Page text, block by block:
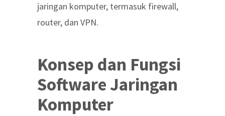
jaringan komputer, termasuk firewall,
router, dan VPN.
Konsep dan Fungsi
Software Jaringan
Komputer